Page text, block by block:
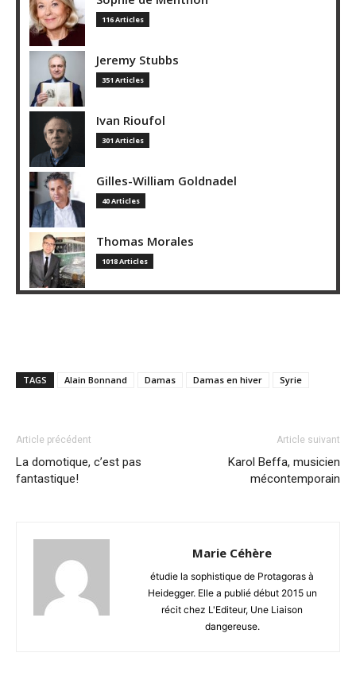
116 Articles
Jeremy Stubbs
351 Articles
Ivan Rioufol
301 Articles
Gilles-William Goldnadel
40 Articles
Thomas Morales
1018 Articles
TAGS Alain Bonnand Damas Damas en hiver Syrie
Article précédent
La domotique, c’est pas
fantastique!
Article suivant
Karol Beffa, musicien
mécontemporain
Marie Céhère
étudie la sophistique de Protagoras à
Heidegger. Elle a publié début 2015 un
récit chez L'Editeur, Une Liaison
dangereuse.